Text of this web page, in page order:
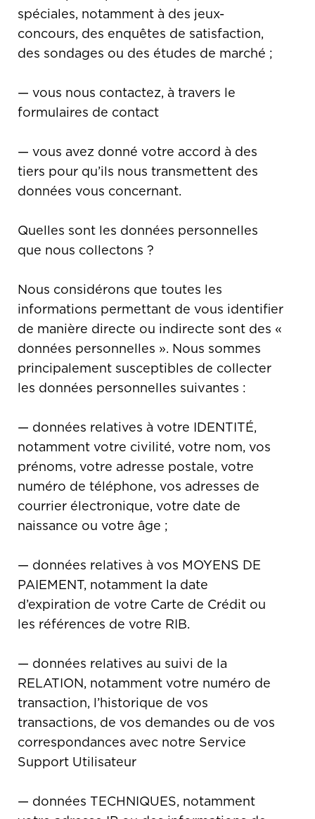
spéciales, notamment à des jeux-
concours, des enquêtes de satisfaction,
des sondages ou des études de marché ;
— vous nous contactez, à travers le
formulaires de contact
— vous avez donné votre accord à des
tiers pour qu’ils nous transmettent des
données vous concernant.
Quelles sont les données personnelles
que nous collectons ?
Nous considérons que toutes les
informations permettant de vous identifier
de manière directe ou indirecte sont des «
données personnelles ». Nous sommes
principalement susceptibles de collecter
les données personnelles suivantes :
— données relatives à votre IDENTITÉ,
notamment votre civilité, votre nom, vos
prénoms, votre adresse postale, votre
numéro de téléphone, vos adresses de
courrier électronique, votre date de
naissance ou votre âge ;
— données relatives à vos MOYENS DE
PAIEMENT, notamment la date
d’expiration de votre Carte de Crédit ou
les références de votre RIB.
— données relatives au suivi de la
RELATION, notamment votre numéro de
transaction, l’historique de vos
transactions, de vos demandes ou de vos
correspondances avec notre Service
Support Utilisateur
— données TECHNIQUES, notamment